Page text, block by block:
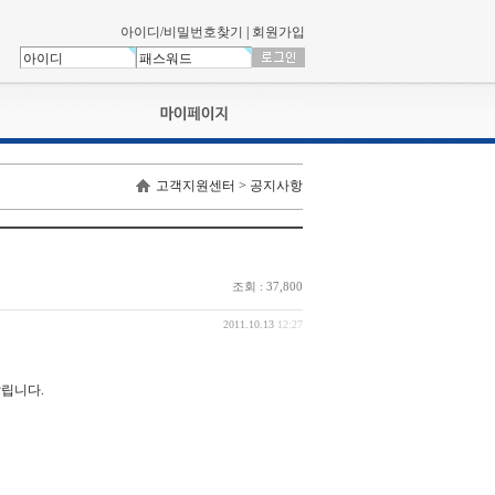
아이디/비밀번호찾기 회원가입
나의신청내역
교육영상강의실
나의활동내역
나의 연회비
고객지원센터 > 공지사항
조회 : 37,800
2011.10.13 12:27
니다.